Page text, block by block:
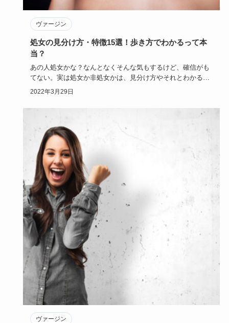
ヴァージン
処女の見分け方・特徴15選！歩き方でわかるって本
当？
あの人処女かな？なんとなくそんな気もするけど、確信がも
てない。実は処女か非処女かは、見分け方やそれとわかる特
徴があると言う…
2022年3月29日
ヴァージン